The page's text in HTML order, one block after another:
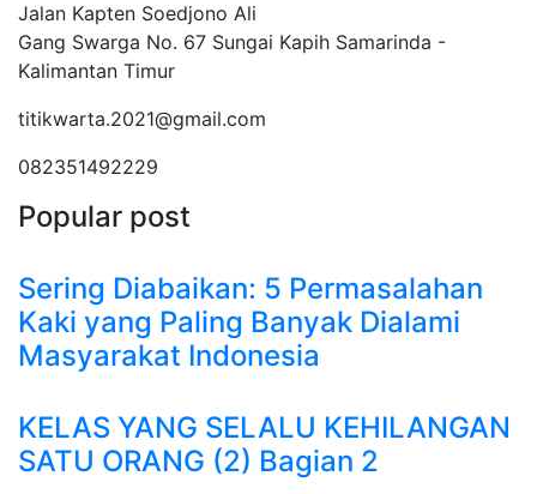
Jalan Kapten Soedjono Ali
Gang Swarga No. 67 Sungai Kapih Samarinda -
Kalimantan Timur
titikwarta.2021@gmail.com
082351492229
Popular post
Sering Diabaikan: 5 Permasalahan
Kaki yang Paling Banyak Dialami
Masyarakat Indonesia
KELAS YANG SELALU KEHILANGAN
SATU ORANG (2) Bagian 2